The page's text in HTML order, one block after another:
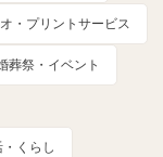
・プリントサービス
葬祭・イベント
くらし